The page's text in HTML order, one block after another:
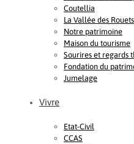
Coutellia
La Vallée des Rouets
Notre patrimoine
Maison du tourisme
Sourires et regards
Fondation du
Jumelage
Vivre
Etat-Civil
CCAS